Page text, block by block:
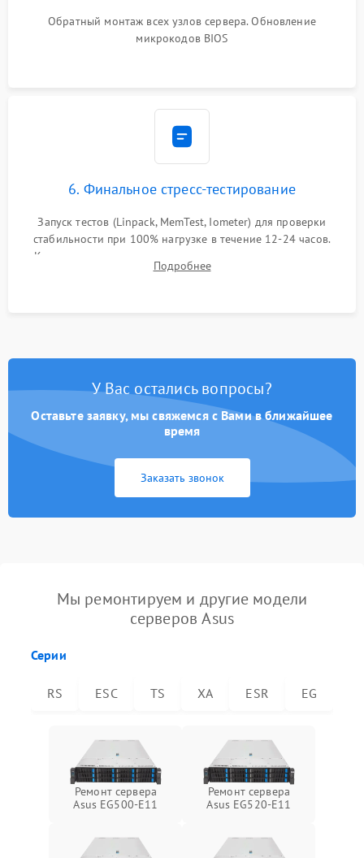
Обратный монтаж всех узлов сервера. Обновление
микрокодов BIOS
6. Финальное стресс-тестирование
Запуск тестов (Linpack, MemTest, Iometer) для проверки
стабильности при 100% нагрузке в течение 12-24 часов.
Контроль температурных режимов, проверка отсутствия
троттлинга и подготовка сервера к выдаче.
Подробнее
У Вас остались вопросы?
Оставьте заявку, мы свяжемся с Вами в ближайшее
время
Заказать звонок
Мы ремонтируем и другие модели
серверов Asus
Серии
RS ESC TS XA ESR EG
Ремонт сервера
Asus EG500-E11
Ремонт сервера
Asus EG520-E11